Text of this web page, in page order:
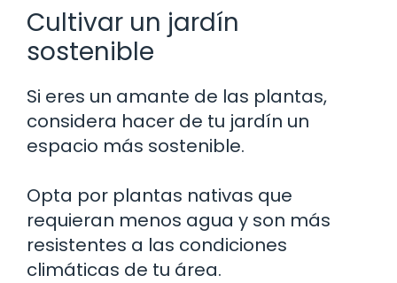
Cultivar un jardín
sostenible
Si eres un amante de las plantas,
considera hacer de tu jardín un
espacio más sostenible.
Opta por plantas nativas que
requieran menos agua y son más
resistentes a las condiciones
climáticas de tu área.